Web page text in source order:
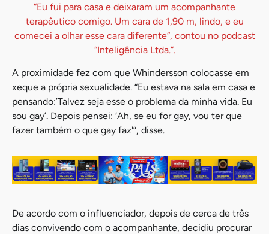
“Eu fui para casa e deixaram um acompanhante
terapêutico comigo. Um cara de 1,90 m, lindo, e eu
comecei a olhar esse cara diferente”, contou no podcast
“Inteligência Ltda.”.
A proximidade fez com que Whindersson colocasse em
xeque a própria sexualidade. “Eu estava na sala em casa e
pensando:’Talvez seja esse o problema da minha vida. Eu
sou gay’. Depois pensei: ‘Ah, se eu for gay, vou ter que
fazer também o que gay faz'”, disse.
De acordo com o influenciador, depois de cerca de três
dias convivendo com o acompanhante, decidiu procurar